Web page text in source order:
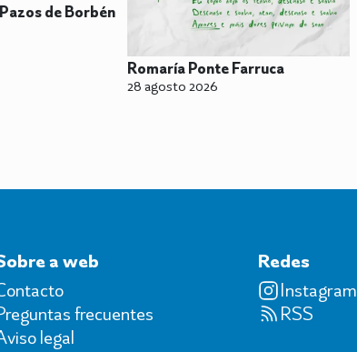
de Borbén
Romaría Ponte Farruca
28 agosto 2026
a web
frecuentes
legal
Redes
Instagram
RSS